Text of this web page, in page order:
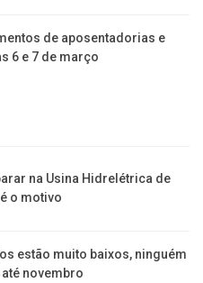
de aposentadorias e
6 e 7 de março
na Usina Hidrelétrica de
o motivo
estão muito baixos, ninguém
novembro